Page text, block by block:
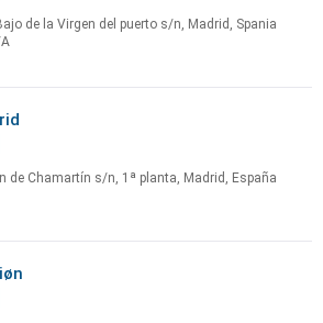
de la Virgen del puerto s/n, Madrid, Spania
de Chamartín s/n, 1ª planta, Madrid, España